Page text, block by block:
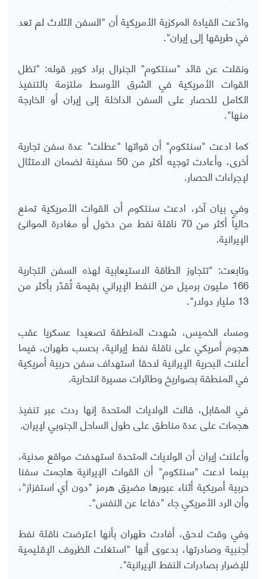
وادّعت القيادة المركزية الأمريكية أن "السفن الثلاث لم تعد
في طريقها إلى إيران".
ونقلت عن قائد "سنتكوم" الجنرال براد كوبر قوله: "تظل
القوات الأمريكية في الشرق الأوسط ملتزمة بالتنفيذ
الكامل للحصار على السفن الداخلة إلى إيران أو الخارجة
منها".
كما ادعت "سنتكوم" أن قواتها "عطلت" عدة سفن تجارية
أخرى، وأعادت توجيه أكثر من 50 سفينة لضمان الامتثال
لإجراءات الحصار.
وفي بيان آخر، ادعت سنتكوم أن القوات الأمريكية تمنع
حالياً أكثر من 70 ناقلة نفط من دخول أو مغادرة الموانئ
الإيرانية.
وتابعت: "تتجاوز الطاقة الاستيعابية لهذه السفن التجارية
166 مليون برميل من النفط الإيراني بقيمة تُقدّر بأكثر من
13 مليار دولار".
ومساء الخميس، شهدت المنطقة تصعيدا عسكريا عقب
هجوم أمريكي على ناقلة نفط إيرانية، بحسب طهران، فيما
أعلنت البحرية الإيرانية لاحقا استهداف سفن حربية أمريكية
في المنطقة بصواريخ وطائرات مسيرة انتحارية.
في المقابل، قالت الولايات المتحدة إنها ردت عبر تنفيذ
هجمات على عدة مناطق على طول الساحل الجنوبي لإيران.
وأعلنت إيران أن الولايات المتحدة استهدفت مواقع مدنية،
بينما ادعت "سنتكوم" أن القوات الإيرانية هاجمت سفنا
حربية أمريكية أثناء عبورها مضيق هرمز "دون أي استفزاز"،
وأن الرد الأمريكي جاء "دفاعا عن النفس".
وفي وقت لاحق، أفادت طهران بأنها اعترضت ناقلة نفط
أجنبية وصادرتها، بدعوى أنها "استغلت الظروف الإقليمية
للإضرار بصادرات النفط الإيرانية".